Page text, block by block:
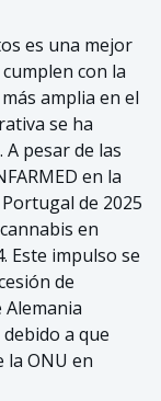
es una mejor
con la
amplia en el
se ha
pesar de las
en la
de 2025
en
Este impulso se
de
a que
la ONU en